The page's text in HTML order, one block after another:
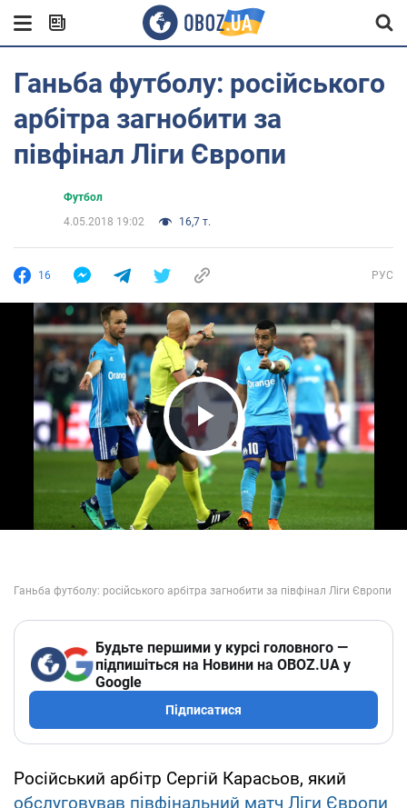
Ганьба футболу: російського
арбітра загнобити за
півфінал Ліги Європи
Футбол
4.05.2018 19:02
16,7 т.
16 РУС
Play Video
Будьте першими у курсі головного —
підпишіться на Новини на OBOZ.UA у
Google
Підписатися
Російський арбітр Сергій Карасьов, який
обслуговував півфінальний матч Ліги Європи